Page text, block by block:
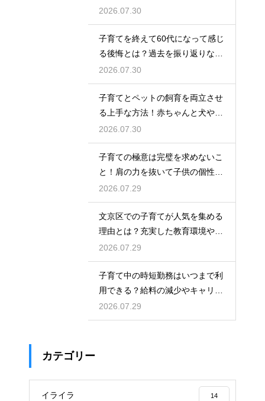
率良く回復させて日中のパフォー
マンスを上げる術
2026.07.30
子育てを終えて60代になって感じ
る後悔とは？過去を振り返りなが
らこれからの自分の人生を豊かに
生きるためのヒント
2026.07.30
子育てとペットの飼育を両立させ
る上手な方法！赤ちゃんと犬や猫
が安全に仲良く暮らすための環境
作りと注意点
2026.07.30
子育ての極意は完璧を求めないこ
と！肩の力を抜いて子供の個性を
尊重しながら笑顔で育児を楽しむ
ためのマインド
2026.07.29
文京区での子育てが人気を集める
理由とは？充実した教育環境や支
援制度を活用して都会で快適に育
児をする術
2026.07.29
子育て中の時短勤務はいつまで利
用できる？給料の減少やキャリア
への影響を考慮して賢く働くため
のポイント
2026.07.29
カテゴリー
イライラ 14